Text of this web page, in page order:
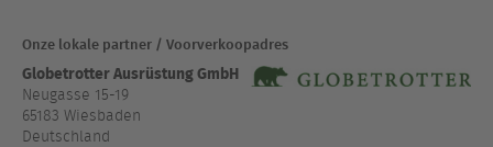
Onze lokale partner / Voorverkoopadres
Globetrotter Ausrüstung GmbH
Neugasse 15-19
65183 Wiesbaden
Deutschland